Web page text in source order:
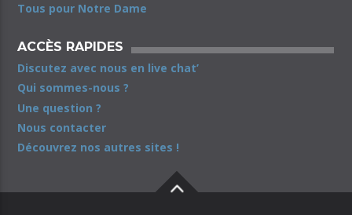
Tous pour Notre Dame
ACCÈS RAPIDES
Discutez avec nous en live chat’
Qui sommes-nous ?
Une question ?
Nous contacter
Découvrez nos autres sites !